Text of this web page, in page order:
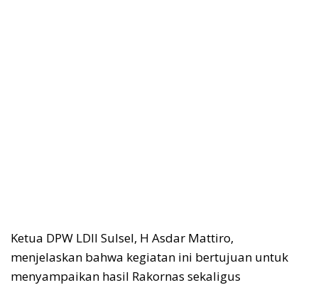
Ketua DPW LDII Sulsel, H Asdar Mattiro,
menjelaskan bahwa kegiatan ini bertujuan untuk
menyampaikan hasil Rakornas sekaligus